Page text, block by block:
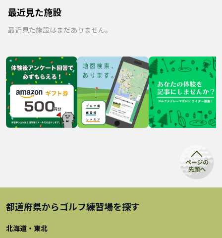
最近見た施設
最近見た施設はまだありません。
都道府県からゴルフ練習場を探す
北海道・東北